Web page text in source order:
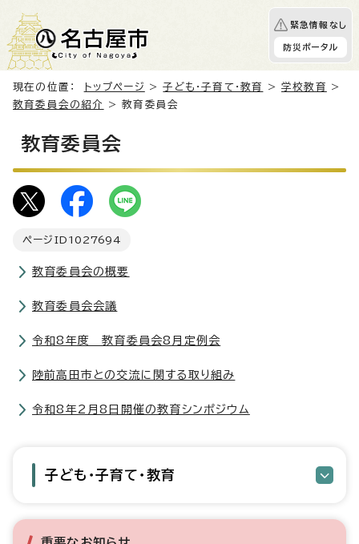
緊急情報なし
防災ポータル
現在の位置： トップページ >子ども・子育て・教育 >学校教育
>
教育委員会の紹介
> 教育委員会
教育委員会
ページID 1027694
教育委員会の概要
教育委員会会議
令和8年度 教育委員会8月定例会
陸前高田市との交流に関する取り組み
令和8年2月8日開催の教育シンポジウム
子ども・子育て・教育